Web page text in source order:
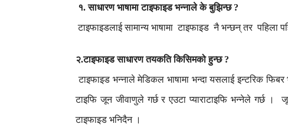
१.साधारणभाषामाटाइफाइडभन्नालेकेबुझिन्छ?
टाइफाइडलाईसामान्यभाषामा टाइफाइड नैभन्छन्तर पहिला
२.टाइफाइडसाधारणतयकतिकिसिमकोहुन्छ?
टाइफाइड भन्नाले मेडिकल भाषामा भन्दा यसलाई इन्टरिक फिबर
टाइफि जून जीवाणुले गर्छ र एउटा प्याराटाइफि भन्नेले गर्छ ।
टाइफाइडभनिदैन ।